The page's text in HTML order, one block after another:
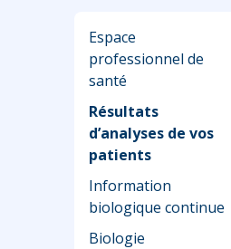
Espace
professionnel de
santé
Résultats
d’analyses de vos
patients
Information
biologique continue
Biologie